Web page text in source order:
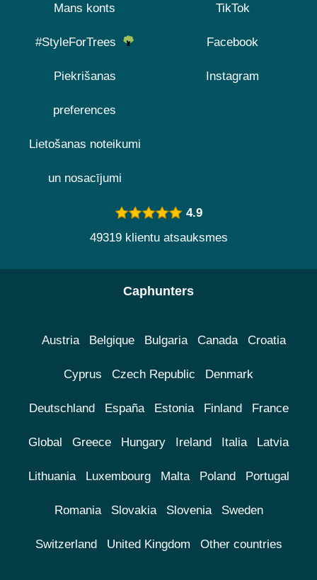
Mans konts
#StyleForTrees
Piekrišanas
preferences
Lietošanas noteikumi
un nosacījumi
TikTok
Facebook
Instagram
4.9
49319 klientu atsauksmes
Caphunters
Austria Belgique Bulgaria Canada Croatia
Cyprus Czech Republic Denmark
Deutschland España Estonia Finland France
Global Greece Hungary Ireland Italia Latvia
Lithuania Luxembourg Malta Poland Portugal
Romania Slovakia Slovenia Sweden
Switzerland United Kingdom Other countries